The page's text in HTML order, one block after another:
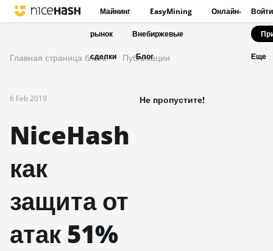
Майнинг EasyMining Онлайн-
рынок Внебиржевые
сделки Блог
Войти
Еще
Главная страница блога Публикации
6 Feb 2019
NiceHash
как
защита от
атак 51%
Не пропустите!